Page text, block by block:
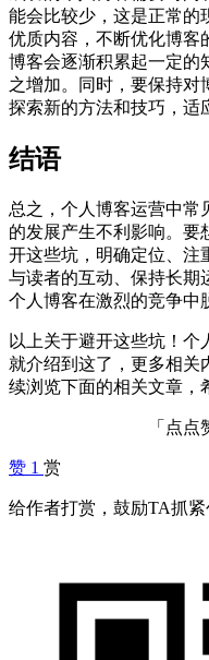
能会比较少，这是正常的
优质内容，不断优化博客
博客会逐渐积累起一定的
之增加。同时，要保持对
探索新的方法和技巧，适
结语
总之，个人博客运营中常
的发展产生不利影响。要
开这些坑，明确定位、注
与读者的互动、保持长期
个人博客在激烈的竞争中
以上关于避开这些坑！个
就介绍到这了，更多相关
续浏览下面的相关文章，
「点点
赞 1 赏
给作者打赏，鼓励TA抓紧